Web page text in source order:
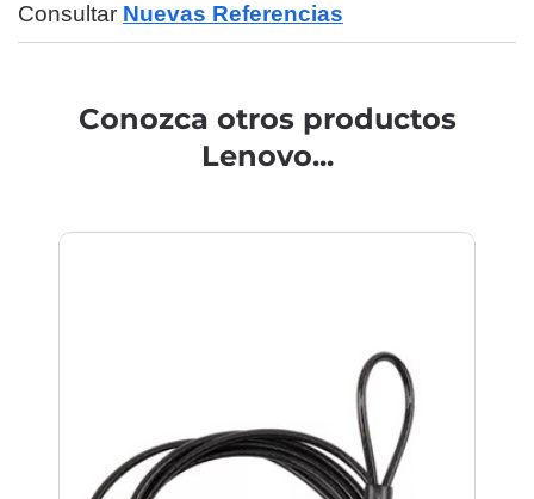
Consultar Nuevas Referencias
Conozca otros productos
Lenovo...